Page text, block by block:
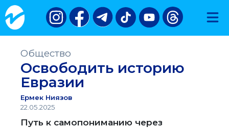
Общество
Освободить историю
Евразии
Ермек Ниязов
22.05.2025
Путь к самопониманию через